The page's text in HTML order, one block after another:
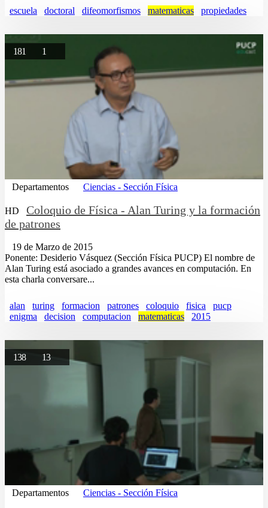
escuela doctoral difeomorfismos matematicas propiedades
181 1
Departamentos Ciencias - Sección Física
HD
Coloquio de Física - Alan Turing y la formación
de patrones
19 de Marzo de 2015
Ponente: Desiderio Vásquez (Sección Física PUCP) El nombre de
Alan Turing está asociado a grandes avances en computación. En
esta charla conversare...
alan turing formacion patrones coloquio fisica
pucp
enigma
decision computacion matematicas 2015
138 13
Departamentos Ciencias - Sección Física